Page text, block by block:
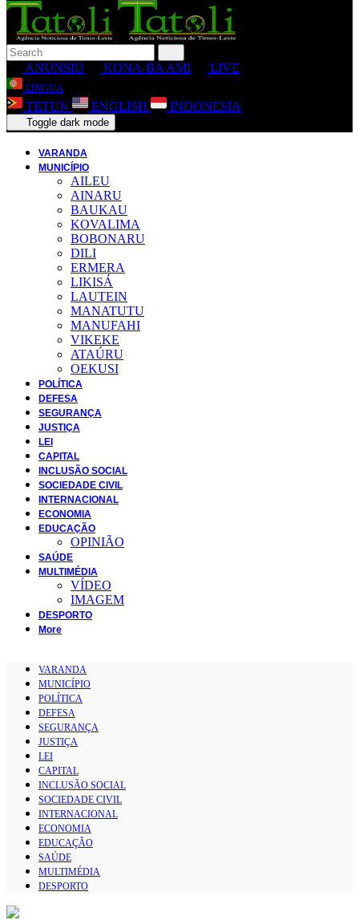
ANUNSIU KONA-BA AMI LIVE
LINGUA
TETUN ENGLISH INDONESIA
Toggle dark mode
VARANDA
MUNICÍPIO
AILEU
AINARU
BAUKAU
KOVALIMA
BOBONARU
DILI
ERMERA
LIKISÁ
LAUTEIN
MANATUTU
MANUFAHI
VIKEKE
ATAÚRU
OEKUSI
POLÍTICA
DEFESA
SEGURANÇA
JUSTIÇA
LEI
CAPITAL
INCLUSÃO SOCIAL
SOCIEDADE CIVIL
INTERNACIONAL
ECONOMIA
EDUCAÇÃO
OPINIÃO
SAÚDE
MULTIMÉDIA
VÍDEO
IMAGEM
DESPORTO
More
VARANDA
MUNICÍPIO
POLÍTICA
DEFESA
SEGURANÇA
JUSTIÇA
LEI
CAPITAL
INCLUSÃO SOCIAL
SOCIEDADE CIVIL
INTERNACIONAL
ECONOMIA
EDUCAÇÃO
SAÚDE
MULTIMÉDIA
DESPORTO